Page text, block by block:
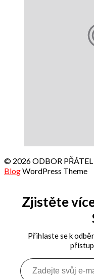
© 2026 ODBOR PŘÁTEL
BlogWordPress Theme
Zjistěte
Přihlaste se k
Zadejte
svůj